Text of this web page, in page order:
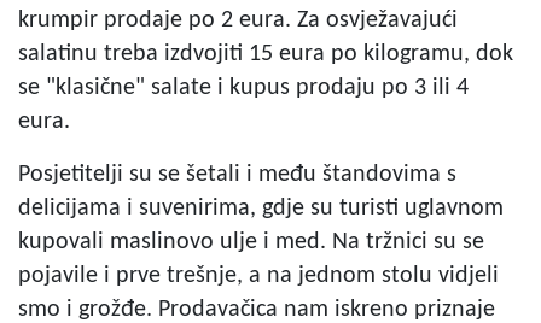
krumpir prodaje po 2 eura. Za osvježavajući
salatinu treba izdvojiti 15 eura po kilogramu, dok
se "klasične" salate i kupus prodaju po 3 ili 4
eura.
Posjetitelji su se šetali i među štandovima s
delicijama i suvenirima, gdje su turisti uglavnom
kupovali maslinovo ulje i med. Na tržnici su se
pojavile i prve trešnje, a na jednom stolu vidjeli
smo i grožđe. Prodavačica nam iskreno priznaje